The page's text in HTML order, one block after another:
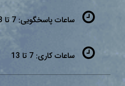
ساعات پاسخگویی: 7 تا 13
ساعات کاری: 7 تا 13